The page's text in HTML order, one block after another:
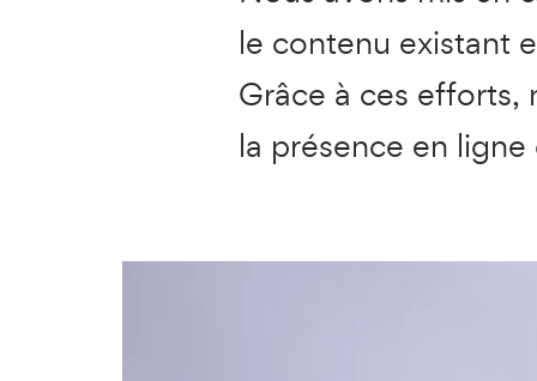
le contenu existant
Grâce à ces efforts,
la présence en